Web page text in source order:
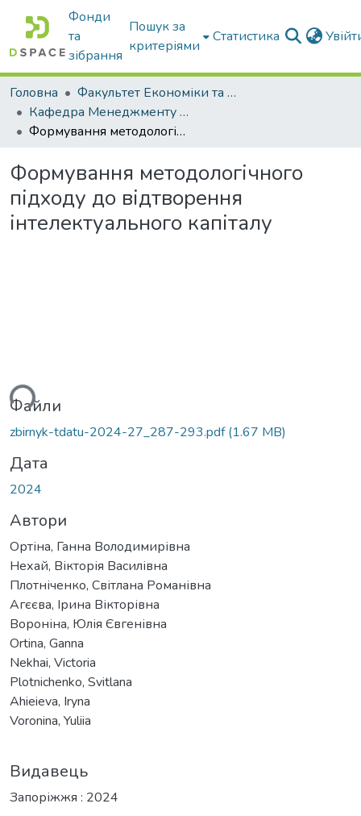
Фонди
та
зібрання
Пошук за
критеріями
Статистика
Головна
Факультет Економіки та бізнесу
Кафедра Менеджменту та публічного адміністрування
Формування методологічного підходу до відтворення інтелектуального капіталу
Формування методологічного
підходу до відтворення
інтелектуального капіталу
Файли
zbirnyk-tdatu-2024-27_287-293.pdf(1.67 MB)
Дата
2024
Автори
Ортіна, Ганна Володимирівна
Нехай, Вікторія Василівна
Плотніченко, Світлана Романівна
Агєєва, Ірина Вікторівна
Вороніна, Юлія Євгенівна
Ortina, Ganna
Nekhai, Victoria
Plotnichenko, Svitlana
Аhieieva, Iryna
Voronina, Yuliia
Видавець
Запоріжжя : 2024